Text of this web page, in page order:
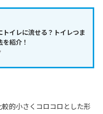
トイレに流せる？トイレつま
紹介！
的小さくコロコロとした形